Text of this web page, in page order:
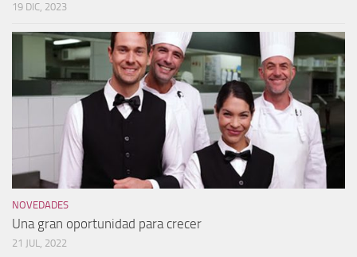
19 DIC, 2023
NOVEDADES
Una gran oportunidad para crecer
21 JUL, 2022